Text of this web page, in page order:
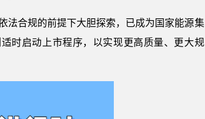
法合规的前提下大胆探索，已成为国家能源集
时启动上市程序，以实现更高质量、更大规